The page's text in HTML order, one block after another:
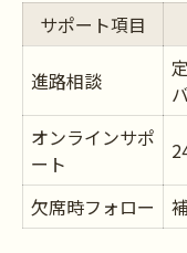
サポート項目
進路相談
オンラインサポ
ート
欠席時フォロー